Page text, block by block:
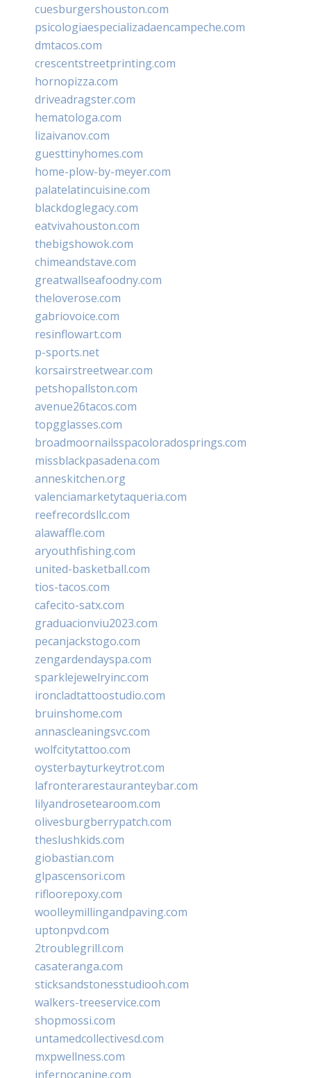
cuesburgershouston.com
psicologiaespecializadaencampeche.com
dmtacos.com
crescentstreetprinting.com
hornopizza.com
driveadragster.com
hematologa.com
lizaivanov.com
guesttinyhomes.com
home-plow-by-meyer.com
palatelatincuisine.com
blackdoglegacy.com
eatvivahouston.com
thebigshowok.com
chimeandstave.com
greatwallseafoodny.com
theloverose.com
gabriovoice.com
resinflowart.com
p-sports.net
korsairstreetwear.com
petshopallston.com
avenue26tacos.com
topgglasses.com
broadmoornailsspacoloradosprings.com
missblackpasadena.com
anneskitchen.org
valenciamarketytaqueria.com
reefrecordsllc.com
alawaffle.com
aryouthfishing.com
united-basketball.com
tios-tacos.com
cafecito-satx.com
graduacionviu2023.com
pecanjackstogo.com
zengardendayspa.com
sparklejewelryinc.com
ironcladtattoostudio.com
bruinshome.com
annascleaningsvc.com
wolfcitytattoo.com
oysterbayturkeytrot.com
lafronterarestauranteybar.com
lilyandrosetearoom.com
olivesburgberrypatch.com
theslushkids.com
giobastian.com
glpascensori.com
rifloorepoxy.com
woolleymillingandpaving.com
uptonpvd.com
2troublegrill.com
casateranga.com
sticksandstonesstudiooh.com
walkers-treeservice.com
shopmossi.com
untamedcollectivesd.com
mxpwellness.com
infernocanine.com